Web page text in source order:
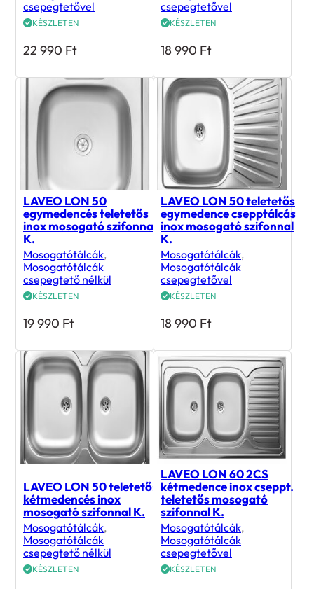
KÉSZLETEN
22 990
KÉSZLETEN
18 990
LAVEO LON 50
egymedencés teletetős
inox mosogató szifonnal
K.
Mosogatótálcák,
Mosogatótálcák
csepegtető nélkül
KÉSZLETEN
19 990
LAVEO LON 50 teletetős
egymedence csepptálcás
inox mosogató szifonnal
K.
Mosogatótálcák,
Mosogatótálcák
csepegtetővel
KÉSZLETEN
18 990
LAVEO LON 50 teletetős
kétmedencés inox
mosogató szifonnal K.
Mosogatótálcák,
Mosogatótálcák
csepegtető nélkül
KÉSZLETEN
25 990
LAVEO LON 60 2CS
kétmedence inox cseppt.
teletetős mosogató
szifonnal K.
Mosogatótálcák,
Mosogatótálcák
csepegtetővel
KÉSZLETEN
49 990